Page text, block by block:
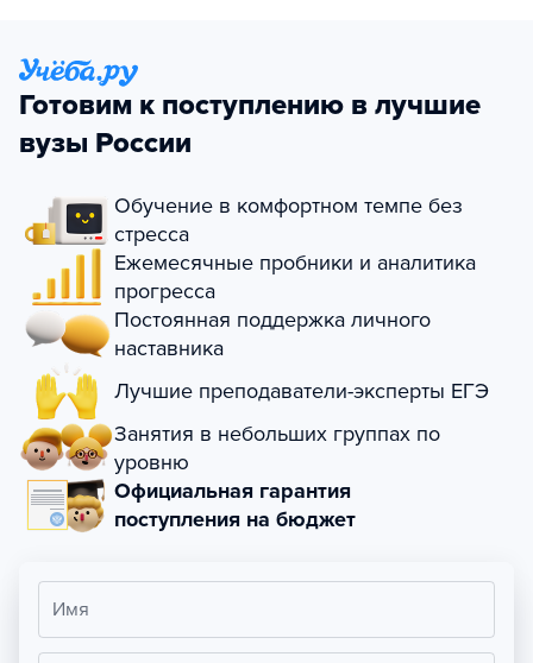
Готовим к поступлению в лучшие
вузы России
Обучение в комфортном темпе без
стресса
Ежемесячные пробники и аналитика
прогресса
Постоянная поддержка личного
наставника
Лучшие преподаватели-эксперты ЕГЭ
Занятия в небольших группах по
уровню
Официальная гарантия
поступления на бюджет
Имя